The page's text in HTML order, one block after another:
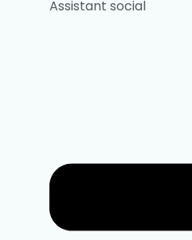
Assistant social